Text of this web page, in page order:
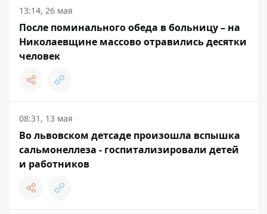
13:14, 26 мая
После поминального обеда в больницу – на
Николаевщине массово отравились десятки
человек
08:31, 13 мая
Во львовском детсаде произошла вспышка
сальмонеллеза - госпитализировали детей
и работников